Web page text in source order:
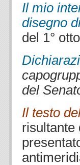
Il mio
disegno
del 1°
del
Il testo
risultante